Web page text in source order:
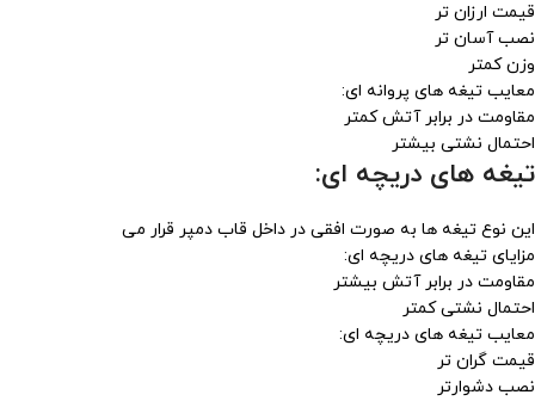
قیمت ارزان تر
نصب آسان تر
وزن کمتر
معایب تیغه های پروانه ای:
مقاومت در برابر آتش کمتر
احتمال نشتی بیشتر
تیغه های دریچه ای:
این نوع تیغه ها به صورت افقی در داخل قاب دمپر قرار می
مزایای تیغه های دریچه ای:
مقاومت در برابر آتش بیشتر
احتمال نشتی کمتر
معایب تیغه های دریچه ای:
قیمت گران تر
نصب دشوارتر